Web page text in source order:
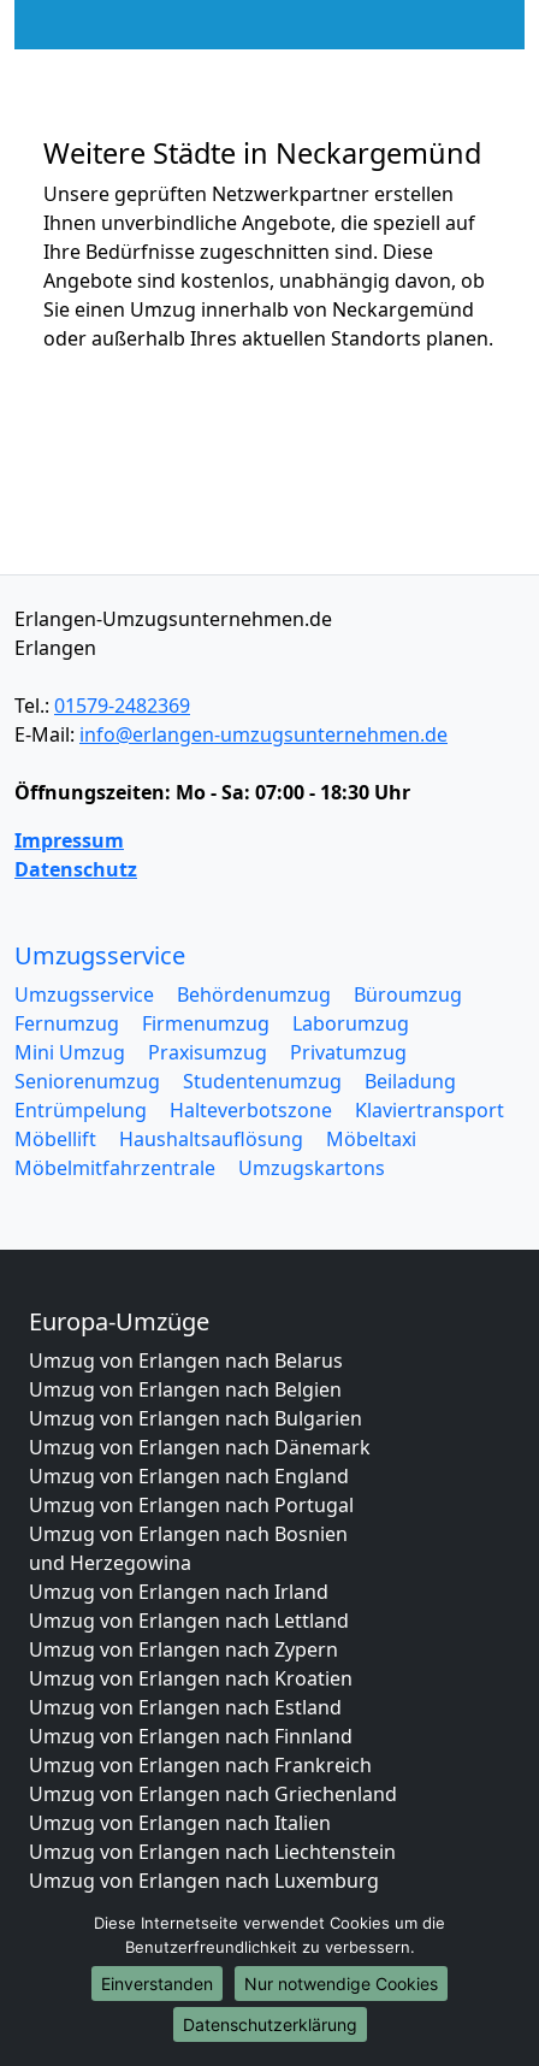
Weitere Städte in Neckargemünd
Unsere geprüften Netzwerkpartner erstellen
Ihnen unverbindliche Angebote, die speziell auf
Ihre Bedürfnisse zugeschnitten sind. Diese
Angebote sind kostenlos, unabhängig davon, ob
Sie einen Umzug innerhalb von Neckargemünd
oder außerhalb Ihres aktuellen Standorts planen.
Erlangen-Umzugsunternehmen.de
Erlangen
Tel.: 01579-2482369
E-Mail: info@erlangen-umzugsunternehmen.de
Öffnungszeiten: Mo - Sa: 07:00 - 18:30 Uhr
Impressum
Datenschutz
Umzugsservice
Umzugsservice Behördenumzug
Büroumzug
Fernumzug
Firmenumzug
Laborumzug
Mini Umzug
Praxisumzug
Privatumzug
Seniorenumzug
Studentenumzug
Beiladung
Entrümpelung
Halteverbotszone
Klaviertransport
Möbellift
Haushaltsauflösung
Möbeltaxi
Möbelmitfahrzentrale
Umzugskartons
Europa-Umzüge
Umzug von Erlangen nach Belarus
Umzug von Erlangen nach Belgien
Umzug von Erlangen nach Bulgarien
Umzug von Erlangen nach Dänemark
Umzug von Erlangen nach England
Umzug von Erlangen nach Portugal
Umzug von Erlangen nach Bosnien
und Herzegowina
Umzug von Erlangen nach Irland
Umzug von Erlangen nach Lettland
Umzug von Erlangen nach Zypern
Umzug von Erlangen nach Kroatien
Umzug von Erlangen nach Estland
Umzug von Erlangen nach Finnland
Umzug von Erlangen nach Frankreich
Umzug von Erlangen nach Griechenland
Umzug von Erlangen nach Italien
Umzug von Erlangen nach Liechtenstein
Umzug von Erlangen nach Luxemburg
Umzug von Erlangen nach Norwegen
Umzüge-Deutschlandweit
Umzug von Erlangen nach Berlin
Diese Internetseite verwendet Cookies um die
Benutzerfreundlichkeit zu verbessern.
Einverstanden
Nur notwendige Cookies
Datenschutzerklärung